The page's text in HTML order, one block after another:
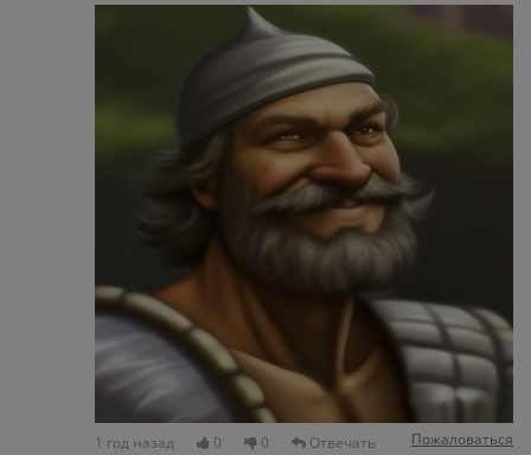
1 год назад 0 0 Отвечать Пожаловаться